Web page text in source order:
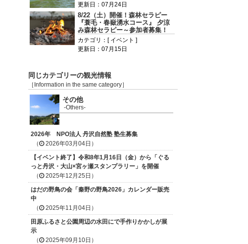
更新日：07月24日
8/22（土）開催！森林セラピー
『蓑毛・春嶽湧水コース』 夕涼
み森林セラピー～参加者募集！
カテゴリ：[ イベント ]
更新日：07月15日
同じカテゴリーの観光情報
［Information in the same category］
その他
-Others-
2026年 NPO法人 丹沢自然塾 塾生募集
（
2026年03月04日）
【イベント終了】令和8年1月16日（金）から「ぐる
っと丹沢・大山×宮ヶ瀬スタンプラリー」を開催
（
2025年12月25日）
はだの野鳥の会「秦野の野鳥2026」カレンダー販売
中
（
2025年11月04日）
田原ふるさと公園周辺の水田にで手作りかかしが展
示
（
2025年09月10日）